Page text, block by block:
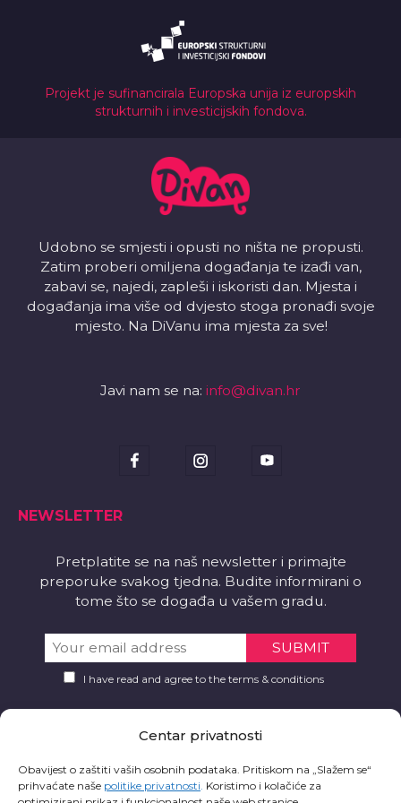
Centar privatnosti
Obavijest o zaštiti vaših osobnih podataka. Pritiskom na „Slažem se“
prihvaćate naše politike privatnosti. Koristimo i kolačiće za
Projekt je sufinancirala Europska unija iz europskih
strukturnih i investicijskih fondova.
Udobno se smjesti i opusti no ništa ne propusti.
Zatim proberi omiljena događanja te izađi van,
zabavi se, najedi, zapleši i iskoristi dan. Mjesta i
događanja ima više od dvjesto stoga pronađi svoje
mjesto. Na DiVanu ima mjesta za sve!
Javi nam se na: info@divan.hr
NEWSLETTER
Pretplatite se na naš newsletter i primajte
preporuke svakog tjedna. Budite informirani o
tome što se događa u vašem gradu.
I have read and agree to the terms & conditions
Želite li aplikaciju?